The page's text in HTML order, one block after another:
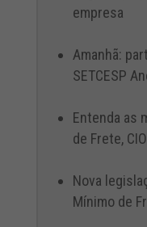
empresa
Amanhã:
SETCESP
Entenda as
de Frete,
Nova
Mínimo de